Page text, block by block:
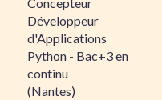
Développeur
d'Applications
Python - Bac+3 en
continu
(Nantes)